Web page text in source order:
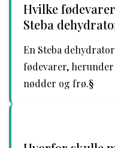
Hvilke
Steba
En Steba
fødevarer,
nødder og frø.§